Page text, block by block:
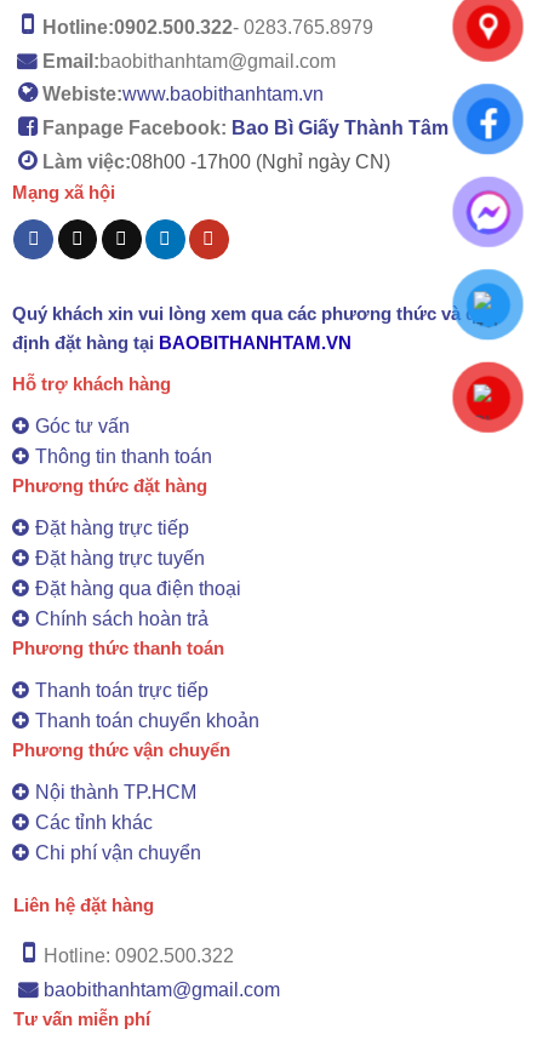
Hotline:0902.500.322- 0283.765.8979
Email:baobithanhtam@gmail.com
Webiste:www.baobithanhtam.vn
Fanpage Facebook: Bao Bì Giấy Thành Tâm
Làm việc:08h00 -17h00 (Nghỉ ngày CN)
Mạng xã hội
Quý khách xin vui lòng xem qua các phương thức và quy
định đặt hàng tại BAOBITHANHTAM.VN
Hỗ trợ khách hàng
Góc tư vấn
Thông tin thanh toán
Phương thức đặt hàng
Đặt hàng trực tiếp
Đặt hàng trực tuyến
Đặt hàng qua điện thoại
Chính sách hoàn trả
Phương thức thanh toán
Thanh toán trực tiếp
Thanh toán chuyển khoản
Phương thức vận chuyển
Nội thành TP.HCM
Các tỉnh khác
Chi phí vận chuyển
Liên hệ đặt hàng
Hotline: 0902.500.322
baobithanhtam@gmail.com
Tư vấn miễn phí